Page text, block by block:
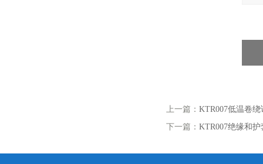
上一篇： KTR007低温卷
下一篇： KTR007绝缘和